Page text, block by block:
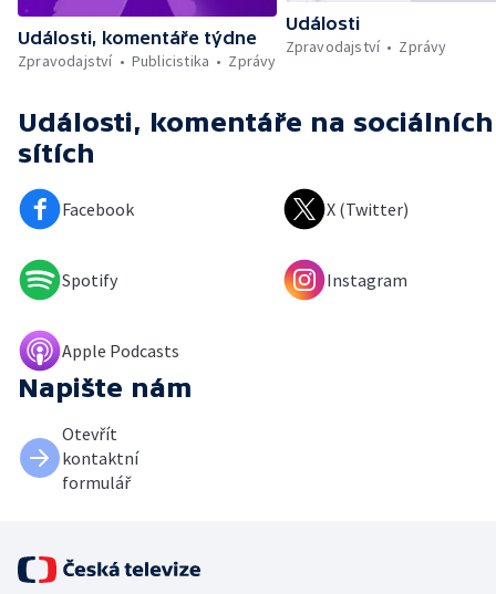
Události, komentáře týdne
Zpravodajství
Publicistika Zprávy
Události
Zpravodajství
Zprávy
Události, komentáře na sociálních
sítích
Facebook X (Twitter)
Spotify Instagram
Apple Podcasts
Napište nám
Otevřít
kontaktní
formulář